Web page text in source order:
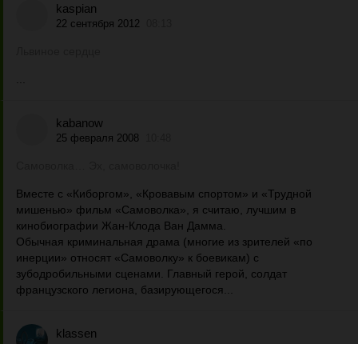
kaspian
22 сентября 2012
kabanow
25 февраля 2008
Вместе с «Киборгом», «Кровавым спортом» и «Трудной
мишенью» фильм «Самоволка», я считаю, лучшим в
кинобиографии Жан-Клода Ван Дамма.
Обычная криминальная драма (многие из зрителей «по
инерции» относят «Самоволку» к боевикам) с
зубодробильными сценами. Главный герой, солдат
французского легиона, базирующегося...
klassen